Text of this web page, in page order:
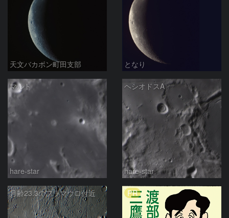
天文バカボン町田支部 となり
マルト
hare-star
ヘシオドスA
hare-star
月齢23.3のフラマウロ付近 PR